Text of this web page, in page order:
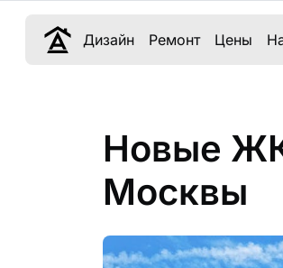
Дизайн Ремонт Цены
Новые
Москвы